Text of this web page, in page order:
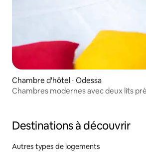
Chambre d'hôtel ⋅ Odessa
Chambres modernes avec deux lits
Destinations à découvrir
Autres types de logements